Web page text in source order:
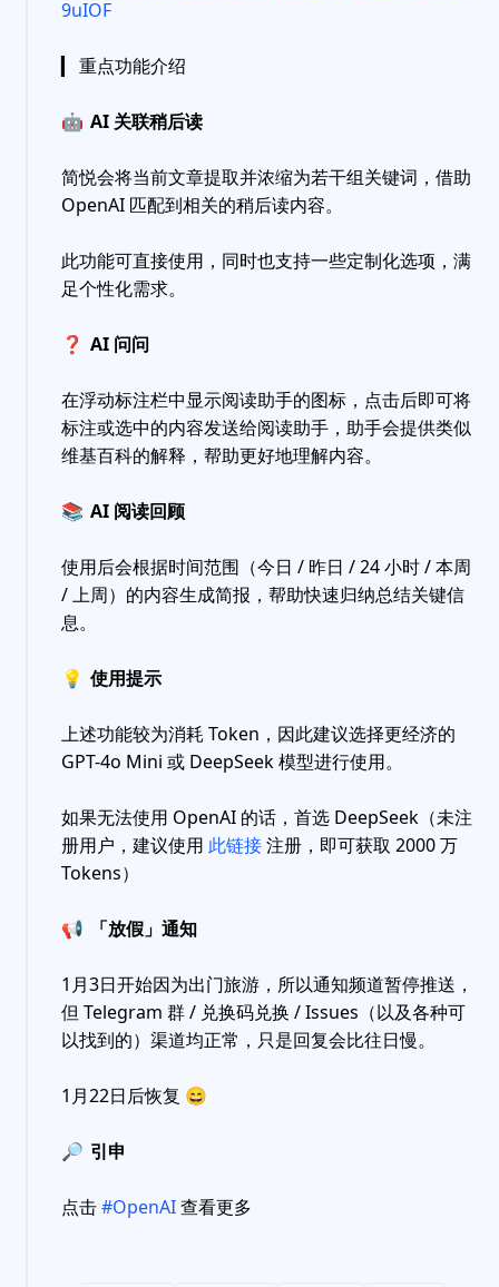
9uIOF
▎ 重点功能介绍
🤖 AI 关联稍后读
简悦会将当前文章提取并浓缩为若干组关键词，借助
OpenAI 匹配到相关的稍后读内容。
此功能可直接使用，同时也支持一些定制化选项，满
足个性化需求。
❓ AI 问问
在浮动标注栏中显示阅读助手的图标，点击后即可将
标注或选中的内容发送给阅读助手，助手会提供类似
维基百科的解释，帮助更好地理解内容。
📚 AI 阅读回顾
使用后会根据时间范围（今日 / 昨日 / 24 小时 / 本周
/ 上周）的内容生成简报，帮助快速归纳总结关键信
息。
💡 使用提示
上述功能较为消耗 Token，因此建议选择更经济的
GPT-4o Mini 或 DeepSeek 模型进行使用。
如果无法使用 OpenAI 的话，首选 DeepSeek（未注
册用户，建议使用 此链接注册，即可获取 2000 万
Tokens）
📢 「放假」通知
1月3日开始因为出门旅游，所以通知频道暂停推送，
但 Telegram 群 / 兑换码兑换 / Issues（以及各种可
以找到的）渠道均正常，只是回复会比往日慢。
1月22日后恢复 😄
🔎 引申
点击#OpenAI查看更多